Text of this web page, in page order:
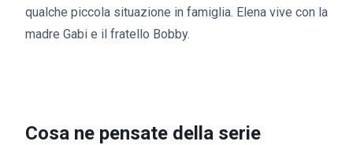
qualche piccola situazione in famiglia. Elena vive con la
madre Gabi e il fratello Bobby.
Cosa ne pensate della serie